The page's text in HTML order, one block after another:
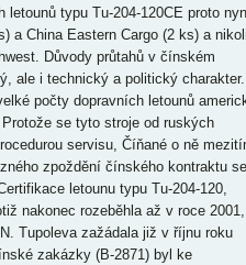
letounů typu Tu-204-120CE proto
a China Eastern Cargo (2 ks) a
Důvody průtahů v čínském
ale i technický a politický charakter.
počty dopravních letounů
se tyto stroje od ruských
servisu, Číňané o ně
zpoždění čínského kontraktu se
letounu typu Tu-204-120,
nakonec rozeběhla až v roce
Tupoleva zažádala již v říjnu roku
zakázky (B-2871) byl ke